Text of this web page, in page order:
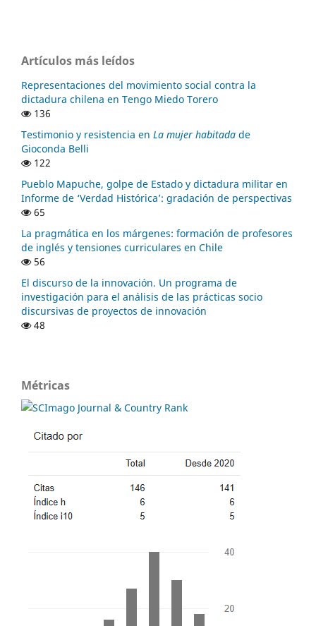
Artículos más leídos
Representaciones del movimiento social contra la
dictadura chilena en Tengo Miedo Torero
136
Testimonio y resistencia en La mujer habitada de
Gioconda Belli
122
Pueblo Mapuche, golpe de Estado y dictadura militar en
Informe de ‘Verdad Histórica’: gradación de perspectivas
65
La pragmática en los márgenes: formación de profesores
de inglés y tensiones curriculares en Chile
56
El discurso de la innovación. Un programa de
investigación para el análisis de las prácticas socio
discursivas de proyectos de innovación
48
Métricas